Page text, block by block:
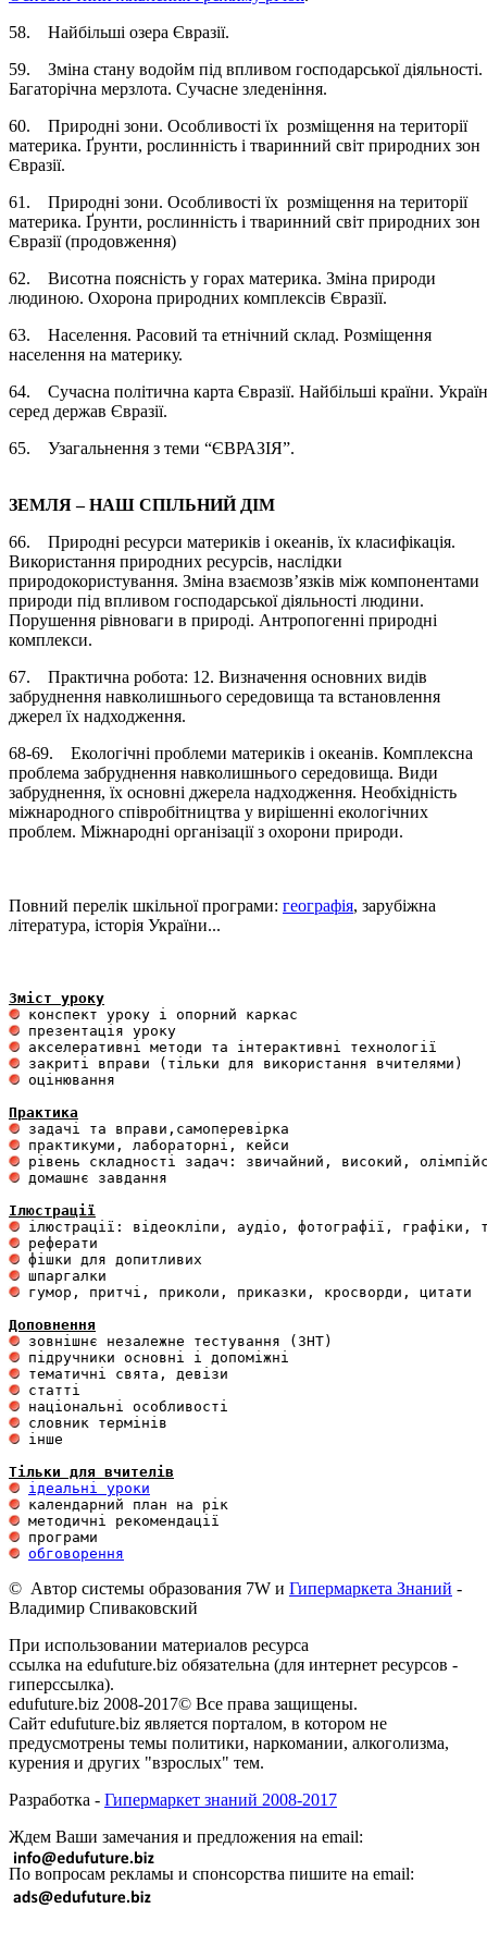
58. Найбільші озера Євразії.
59. Зміна стану водойм під впливом господарської діяльності.
Багаторічна мерзлота. Сучасне зледеніння.
60. Природні зони. Особливості їх розміщення на території
материка. Ґрунти, рослинність і тваринний світ природних зон
Євразії.
61. Природні зони. Особливості їх розміщення на території
материка. Ґрунти, рослинність і тваринний світ природних зон
Євразії (продовження)
62. Висотна поясність у горах материка. Зміна природи
людиною. Охорона природних комплексів Євразії.
63. Населення. Расовий та етнічний склад. Розміщення
населення на материку.
64. Сучасна політична карта Євразії. Найбільші країни.
серед держав Євразії.
65. Узагальнення з теми “ЄВРАЗІЯ”.
ЗЕМЛЯ – НАШ СПІЛЬНИЙ ДІМ
66. Природні ресурси материків і океанів, їх класифікація.
Використання природних ресурсів, наслідки
природокористування. Зміна взаємозв’язків між компонентами
природи під впливом господарської діяльності людини.
Порушення рівноваги в природі. Антропогенні природні
комплекси.
67. Практична робота: 12. Визначення основних видів
забруднення навколишнього середовища та встановлення
джерел їх надходження.
68-69. Екологічні проблеми материків і океанів. Комплексна
проблема забруднення навколишнього середовища. Види
забруднення, їх основні джерела надходження. Необхідність
міжнародного співробітництва у вирішенні екологічних
проблем. Міжнародні організації з охорони природи.
Повний перелік шкільної програми: географія, зарубіжна
література, історія України...
Зміст уроку
оцінювання
Практика
домашнє завдання
Ілюстрації
гумор, притчі, приколи, приказки, кросворди, цитати
Доповнення
інше
Тільки для вчителів
ідеальні уроки
обговорення
© Автор системы образования 7W и Гипермаркета Знаний -
Владимир Спиваковский
При использовании материалов ресурса
ссылка на edufuture.biz обязательна (для интернет ресурсов -
гиперссылка).
edufuture.biz 2008-2017© Все права защищены.
Сайт edufuture.biz является порталом, в котором не
предусмотрены темы политики, наркомании, алкоголизма,
курения и других "взрослых" тем.
Разработка - Гипермаркет знаний 2008-2017
Ждем Ваши замечания и предложения на email:
По вопросам рекламы и спонсорства пишите на email: